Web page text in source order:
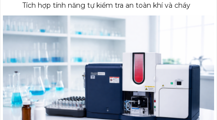
Tích hợp tính năng tự kiểm tra an toàn khí và cháy